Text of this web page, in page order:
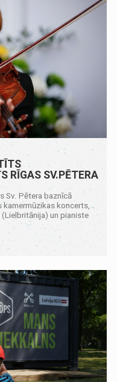
RĪGAS SV.PĒTERA
Sv. Pētera baznīcā
koncerts,
un pianiste